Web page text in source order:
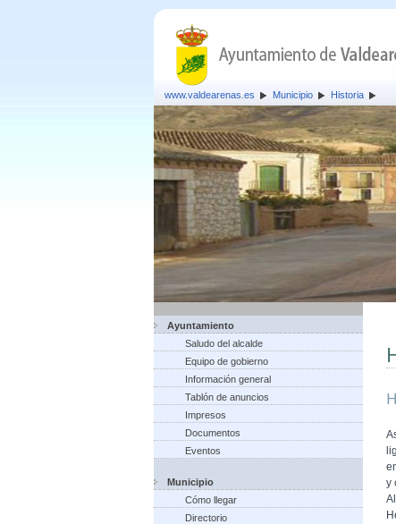
www.valdearenas.es Municipio Historia
Ayuntamiento
Saludo del alcalde
Equipo de gobierno
Información general
Tablón de anuncios
Impresos
Documentos
Eventos
Municipio
Cómo llegar
Directorio
y